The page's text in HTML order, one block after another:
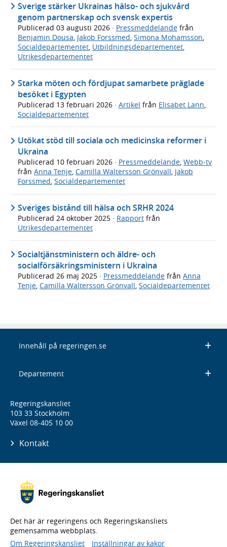
Sverige stärker Ukrainas hälso- och sjukvård
genom partnerskap och svensk expertis
Publicerad 03 augusti 2026 · Pressmeddelande från
Benjamin Dousa, Jakob Forssmed, Simona Mohamsson,
Socialdepartementet, Utbildningsdepartementet,
Utrikesdepartementet
Starka möten och fördjupat samarbete präglade
besöket i Egypten
Publicerad 13 februari 2026 · Artikel från Elisabet Lann
Socialdepartementet
Utökat stöd till sociala och medicinska reformer i
Ukraina
Publicerad 10 februari 2026 · Pressmeddelande, Webb-tv
från Anna Tenje, Camilla Waltersson Grönvall, Jakob
Forssmed, Socialdepartementet
Sveriges bistånd till hälsa och SRHR 2024
Publicerad 24 oktober 2025 · Rapport från
Utrikesdepartementet
Socialtjänstministern och äldre- och
socialförsäkringsministern i Ukraina
Publicerad 26 maj 2025 · Pressmeddelande från Anna
Tenje Camilla Waltersson Grönvall Socialdepartementet
Innehåll på regeringen.se
Departement
Regeringskansliet
103 33 Stockholm
Växel 08-405 10 00
Kontakt
Det här är regeringens och Regeringskansliets
gemensamma webbplats.
Om Regeringskansliet
Inställningar av kakor